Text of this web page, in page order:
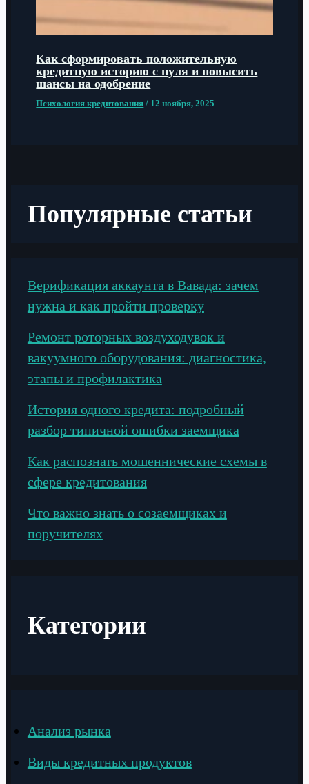
Как сформировать положительную
кредитную историю с нуля и повысить
шансы на одобрение
Психология кредитования / 12 ноября, 2025
Популярные статьи
Верификация аккаунта в Вавада: зачем
нужна и как пройти проверку
Ремонт роторных воздуходувок и
вакуумного оборудования: диагностика,
этапы и профилактика
История одного кредита: подробный
разбор типичной ошибки заемщика
Как распознать мошеннические схемы в
сфере кредитования
Что важно знать о созаемщиках и
поручителях
Категории
Анализ рынка
Виды кредитных продуктов